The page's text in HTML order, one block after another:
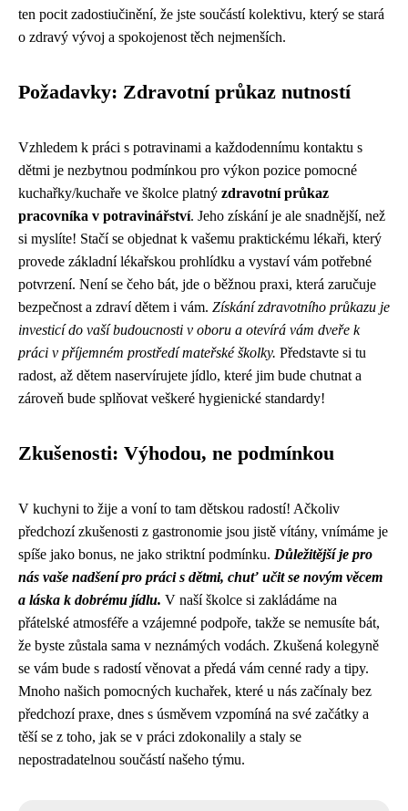
ten pocit zadostiučinění, že jste součástí kolektivu, který se stará
o zdravý vývoj a spokojenost těch nejmenších.
Požadavky: Zdravotní průkaz nutností
Vzhledem k práci s potravinami a každodennímu kontaktu s
dětmi je nezbytnou podmínkou pro výkon pozice pomocné
kuchařky/kuchaře ve školce platný zdravotní průkaz
pracovníka v potravinářství. Jeho získání je ale snadnější, než
si myslíte! Stačí se objednat k vašemu praktickému lékaři, který
provede základní lékařskou prohlídku a vystaví vám potřebné
potvrzení. Není se čeho bát, jde o běžnou praxi, která zaručuje
bezpečnost a zdraví dětem i vám. Získání zdravotního průkazu je
investicí do vaší budoucnosti v oboru a otevírá vám dveře k
práci v příjemném prostředí mateřské školky. Představte si tu
radost, až dětem naservírujete jídlo, které jim bude chutnat a
zároveň bude splňovat veškeré hygienické standardy!
Zkušenosti: Výhodou, ne podmínkou
V kuchyni to žije a voní to tam dětskou radostí! Ačkoliv
předchozí zkušenosti z gastronomie jsou jistě vítány, vnímáme je
spíše jako bonus, ne jako striktní podmínku. Důležitější je pro
nás vaše nadšení pro práci s dětmi, chuť učit se novým věcem
a láska k dobrému jídlu. V naší školce si zakládáme na
přátelské atmosféře a vzájemné podpoře, takže se nemusíte bát,
že byste zůstala sama v neznámých vodách. Zkušená kolegyně
se vám bude s radostí věnovat a předá vám cenné rady a tipy.
Mnoho našich pomocných kuchařek, které u nás začínaly bez
předchozí praxe, dnes s úsměvem vzpomíná na své začátky a
těší se z toho, jak se v práci zdokonalily a staly se
nepostradatelnou součástí našeho týmu.